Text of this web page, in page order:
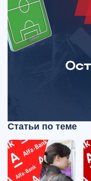
Статьи по теме